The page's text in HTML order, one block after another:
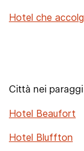
Hotel che
Città nei paraggi
Hotel Beaufort
Hotel Bluffton